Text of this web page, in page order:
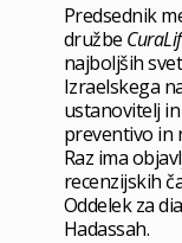
Predsednik
družbe
najboljših
Izraelskega
ustanovitelj
preventivo in
Raz ima
recenzijskih
Oddelek za
Hadassah.